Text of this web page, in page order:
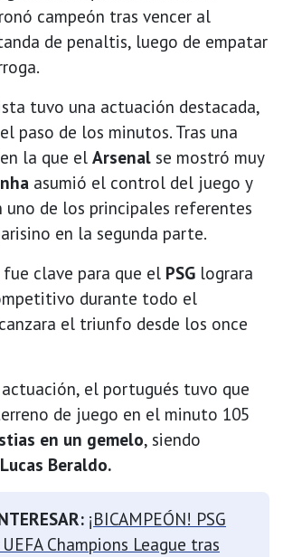
campeón tras vencer al
de penaltis, luego de empatar
tuvo una actuación destacada,
paso de los minutos. Tras una
la que el Arsenal se mostró muy
asumió el control del juego y
de los principales referentes
en la segunda parte.
fue clave para que el PSG lograra
durante todo el
el triunfo desde los once
actuación, el portugués tuvo que
de juego en el minuto 105
en un gemelo, siendo
Lucas Beraldo.
¡BICAMPEÓN! PSG
Champions League tras